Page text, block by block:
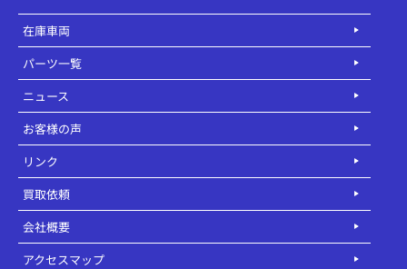
在庫車両
パーツ一覧
ニュース
お客様の声
リンク
買取依頼
会社概要
アクセスマップ